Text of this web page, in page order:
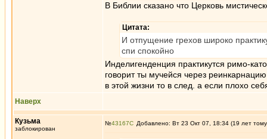
В Библии сказано что Церковь
Цитата:
И отпущение грехов широко
спи спокойно
Инделигенденция практикутся римо-
говорит ты мучейся через
в этой жизни то в след. а если плохо
Наверх
Кузьма
заблокирован
№43167 Добавлено: Вт 23 Окт 07, 18:34 (19 лет